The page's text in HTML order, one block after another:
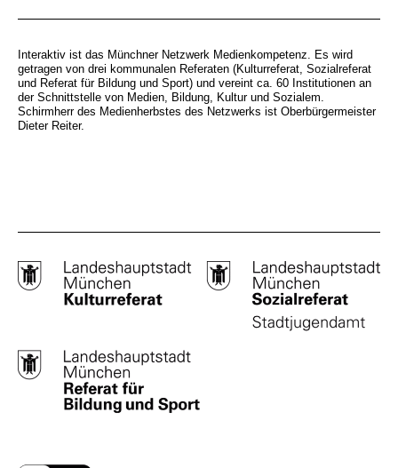
Interaktiv ist das Münchner Netzwerk Medienkompetenz. Es wird
getragen von drei kommunalen Referaten (Kulturreferat, Sozialreferat
und Referat für Bildung und Sport) und vereint ca. 60 Institutionen an
der Schnittstelle von Medien, Bildung, Kultur und Sozialem.
Schirmherr des Medienherbstes des Netzwerks ist Oberbürgermeister
Dieter Reiter.